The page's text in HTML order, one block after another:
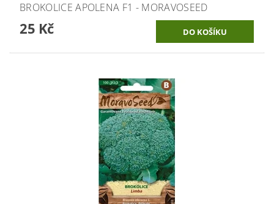
BROKOLICE APOLENA F1 - MORAVOSEED
25 Kč